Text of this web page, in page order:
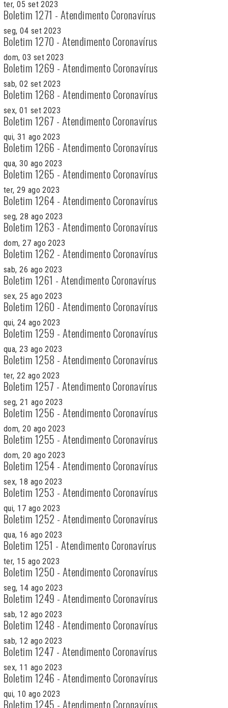
ter, 05 set 2023
Boletim 1271 - Atendimento Coronavírus
seg, 04 set 2023
Boletim 1270 - Atendimento Coronavírus
dom, 03 set 2023
Boletim 1269 - Atendimento Coronavírus
sab, 02 set 2023
Boletim 1268 - Atendimento Coronavírus
sex, 01 set 2023
Boletim 1267 - Atendimento Coronavírus
qui, 31 ago 2023
Boletim 1266 - Atendimento Coronavírus
qua, 30 ago 2023
Boletim 1265 - Atendimento Coronavírus
ter, 29 ago 2023
Boletim 1264 - Atendimento Coronavírus
seg, 28 ago 2023
Boletim 1263 - Atendimento Coronavírus
dom, 27 ago 2023
Boletim 1262 - Atendimento Coronavírus
sab, 26 ago 2023
Boletim 1261 - Atendimento Coronavírus
sex, 25 ago 2023
Boletim 1260 - Atendimento Coronavírus
qui, 24 ago 2023
Boletim 1259 - Atendimento Coronavírus
qua, 23 ago 2023
Boletim 1258 - Atendimento Coronavírus
ter, 22 ago 2023
Boletim 1257 - Atendimento Coronavírus
seg, 21 ago 2023
Boletim 1256 - Atendimento Coronavírus
dom, 20 ago 2023
Boletim 1255 - Atendimento Coronavírus
dom, 20 ago 2023
Boletim 1254 - Atendimento Coronavírus
sex, 18 ago 2023
Boletim 1253 - Atendimento Coronavírus
qui, 17 ago 2023
Boletim 1252 - Atendimento Coronavírus
qua, 16 ago 2023
Boletim 1251 - Atendimento Coronavírus
ter, 15 ago 2023
Boletim 1250 - Atendimento Coronavírus
seg, 14 ago 2023
Boletim 1249 - Atendimento Coronavírus
sab, 12 ago 2023
Boletim 1248 - Atendimento Coronavírus
sab, 12 ago 2023
Boletim 1247 - Atendimento Coronavírus
sex, 11 ago 2023
Boletim 1246 - Atendimento Coronavírus
qui, 10 ago 2023
Boletim 1245 - Atendimento Coronavírus